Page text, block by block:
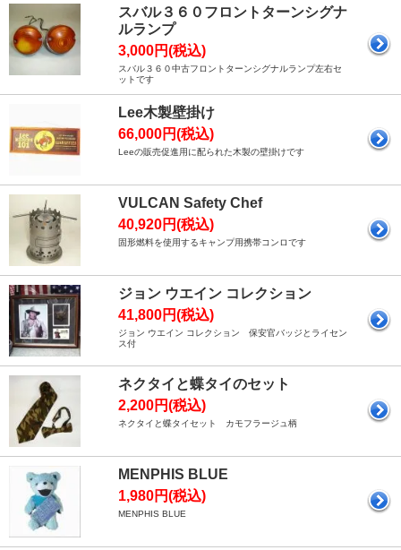
スバル３６０フロントターンシグナ
ルランプ
3,000円(税込)
スバル３６０中古フロントターンシグナルランプ左右セ
ットです
Lee木製壁掛け
66,000円(税込)
Leeの販売促進用に配られた木製の壁掛けです
VULCAN Safety Chef
40,920円(税込)
固形燃料を使用するキャンプ用携帯コンロです
ジョン ウエイン コレクション
41,800円(税込)
ジョン ウエイン コレクション 保安官バッジとライセン
ス付
ネクタイと蝶タイのセット
2,200円(税込)
ネクタイと蝶タイセット カモフラージュ柄
MENPHIS BLUE
1,980円(税込)
MENPHIS BLUE